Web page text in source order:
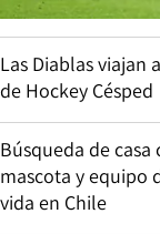
Las Diablas viajan
de Hockey Césped
Búsqueda de
mascota y equipo
vida en Chile